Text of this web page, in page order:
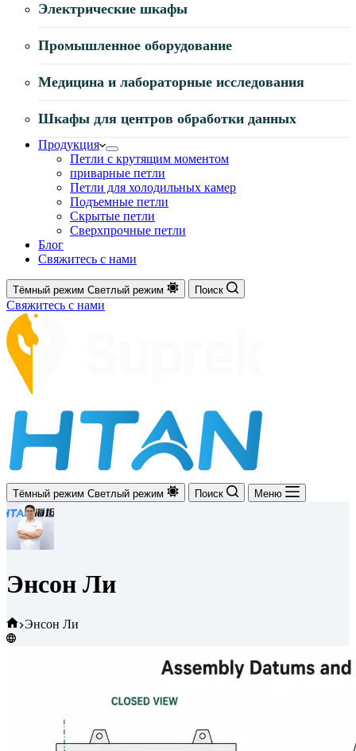
Электрические шкафы
Промышленное оборудование
Медицина и лабораторные исследования
Шкафы для центров обработки данных
Продукция
Петли с крутящим моментом
приварные петли
Петли для холодильных камер
Подъемные петли
Скрытые петли
Сверхпрочные петли
Блог
Свяжитесь с нами
Тёмный режим Светлый режим Поиск
Свяжитесь с нами
Тёмный режим Светлый режим Поиск Меню
Энсон Ли
Главная
Энсон Ли